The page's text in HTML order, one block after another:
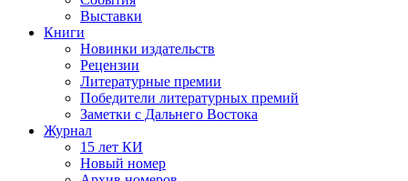
Выставки
Книги
Новинки издательств
Рецензии
Литературные премии
Победители литературных премий
Заметки с Дальнего Востока
Журнал
15 лет КИ
Новый номер